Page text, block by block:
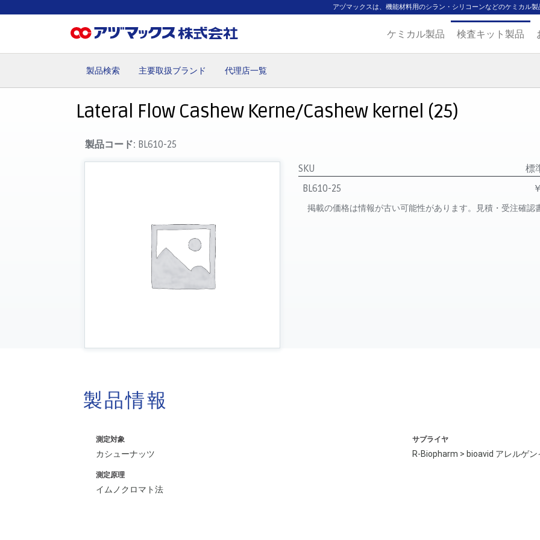
アヅマックスは、機能材料用のシラン・シリコーンなどのケミカル
ケミカル製品 検査キット製品
製品検索 主要取扱ブランド 代理店一覧
Lateral Flow Cashew Kerne/Cashew kernel (25)
製品コード: BL610-25
SKU
標
BL610-25
掲載の価格は情報が古い可能性があります。見積・受注確認
製品情報
測定対象
カシューナッツ
サプライヤ
R-Biopharm > bioavid アレルゲ
測定原理
イムノクロマト法